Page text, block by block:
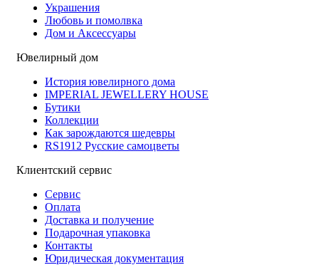
Украшения
Любовь и помолвка
Дом и Аксессуары
Ювелирный дом
История ювелирного дома
IMPERIAL JEWELLERY HOUSE
Бутики
Коллекции
Как зарождаются шедевры
RS1912 Русские самоцветы
Клиентский сервис
Сервис
Оплата
Доставка и получение
Подарочная упаковка
Контакты
Юридическая документация